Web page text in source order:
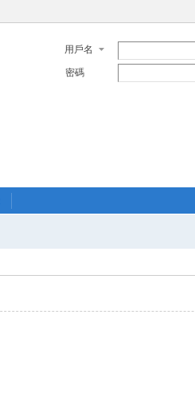
用戶名
密碼